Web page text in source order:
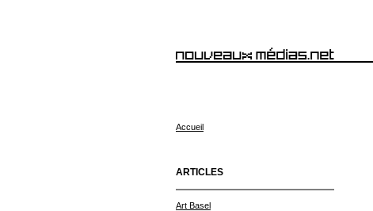
Accueil
ARTICLES
Art Basel